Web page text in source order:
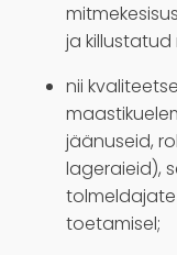
ja
nii
jäänuseid,
lageraieid),
toetamisel;